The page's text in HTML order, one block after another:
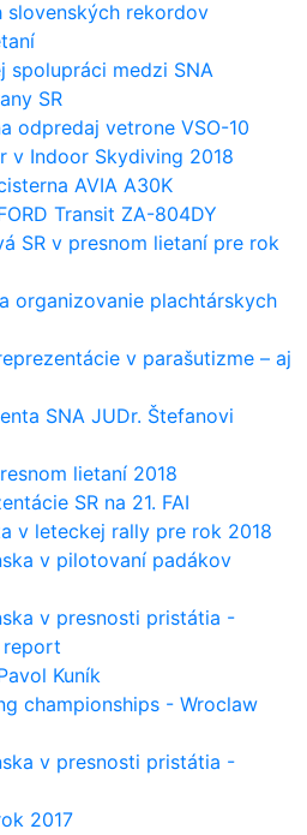
slovenských rekordov
spolupráci medzi SNA
SR
odpredaj vetrone VSO-10
v Indoor Skydiving 2018
AVIA A30K
Transit ZA-804DY
SR v presnom lietaní pre rok
organizovanie plachtárskych
v parašutizme – aj
SNA JUDr. Štefanovi
lietaní 2018
SR na 21. FAI
v leteckej rally pre rok 2018
v pilotovaní padákov
v presnosti pristátia -
report
Kuník
championships - Wroclaw
v presnosti pristátia -
2017